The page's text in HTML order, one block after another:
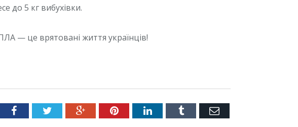
до 5 кг вибухівки.
— це врятовані життя українців!
FacebookTwitter Google+PinterestLinkedInTumblr Емейл